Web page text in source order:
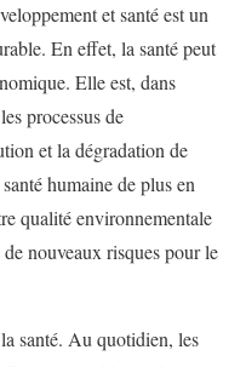
et santé est un
En effet, la santé peut
Elle est, dans
processus de
et la dégradation de
humaine de plus en
qualité environnementale
nouveaux risques pour le
santé. Au quotidien, les